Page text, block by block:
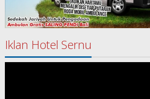
Iklan Hotel Sernu